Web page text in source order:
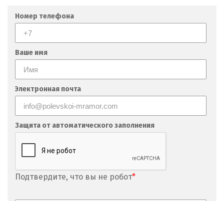
Номер телефона
Ваше имя
Электронная почта
Защита от автоматического заполнения
Подтвердите, что вы не робот*